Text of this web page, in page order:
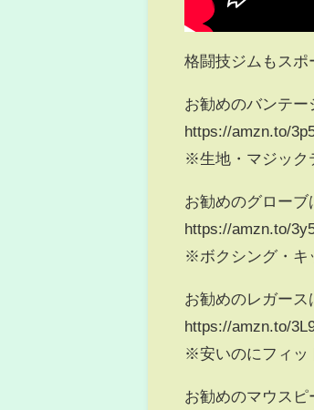
格闘技ジムもスポ
お勧めのバンテー
https://amzn.to/
※生地・マジック
お勧めのグローブ
https://amzn.to/
※ボクシング・キ
お勧めのレガース
https://amzn.to/
※安いのにフィッ
お勧めのマウスピ